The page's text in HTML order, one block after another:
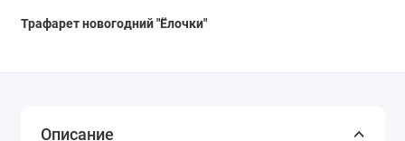
Трафарет новогодний "Ёлочки"
Описание